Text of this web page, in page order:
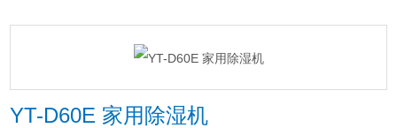
YT-D60E 家用除湿机